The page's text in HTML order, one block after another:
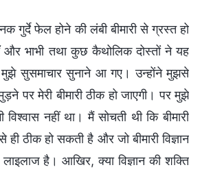
गुर्दे फेल होने की लंबी बीमारी से ग्रस्त हो
और भाभी तथा कुछ कैथोलिक दोस्तों ने यह
सुसमाचार सुनाने आ गए। उन्होंने मुझसे
पर मेरी बीमारी ठीक हो जाएगी। पर मुझे
नहीं था। मैं सोचती थी कि बीमारी
ठीक हो सकती है और जो बीमारी विज्ञान
है। आखिर, क्या विज्ञान की शक्ति